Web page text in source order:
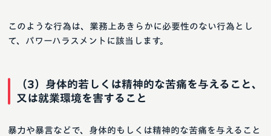
このような行為は、業務上あきらかに必要性のない行為とし
て、パワーハラスメントに該当します。
（3）身体的若しくは精神的な苦痛を与えること、
又は就業環境を害すること
暴力や暴言などで、身体的もしくは精神的な苦痛を与えること